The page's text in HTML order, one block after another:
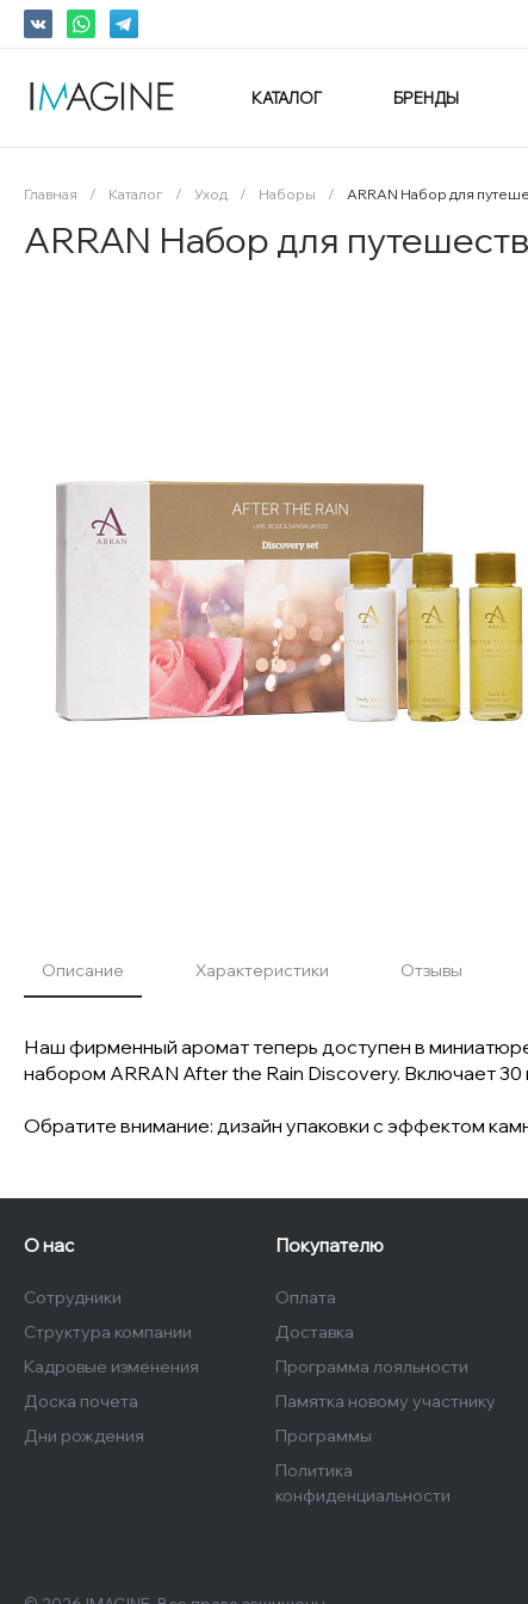
КАТАЛОГ БРЕНДЫ
Главная / Каталог / Уход / Наборы / ARRAN Набор для
ARRAN Набор для
Описание Характеристики Отзывы
Наш фирменный аромат теперь доступен в
набором ARRAN After the Rain Discovery. Включает
Обратите внимание: дизайн упаковки с эффектом
О нас
Сотрудники
Структура компании
Кадровые изменения
Доска почета
Дни рождения
Покупателю
Оплата
Доставка
Программа лояльности
Памятка новому участнику
Программы
Политика
конфиденциальности